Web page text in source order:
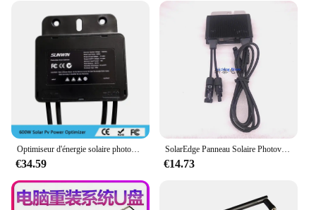
Optimiseur d'énergie solaire photovoltaïque 600W optimiseur d'énergie solaire optimiseur pv onduleur haute compatibilité 99.99% stable fiable
€34.59
SolarEdge Panneau Solaire Photovoltaïque MPPT Power Optimizer P320-5NC4ARS Stabilise la Tension pour Améliorer la Capacité
€14.73